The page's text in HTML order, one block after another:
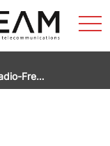
Fre…